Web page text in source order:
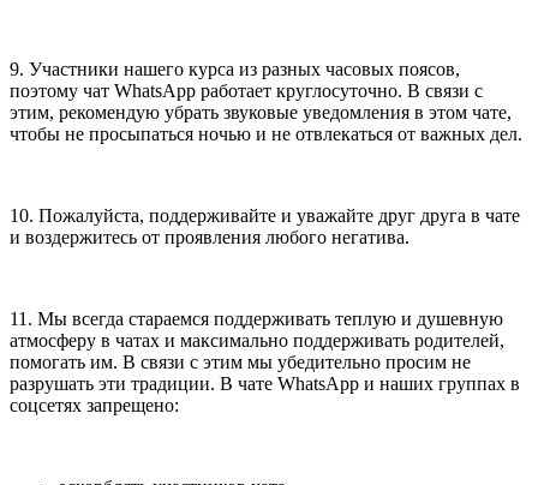
9. Участники нашего курса из разных часовых поясов,
поэтому чат WhatsApp работает круглосуточно. В связи с
этим, рекомендую убрать звуковые уведомления в этом чате,
чтобы не просыпаться ночью и не отвлекаться от важных дел.
10. Пожалуйста, поддерживайте и уважайте друг друга в чате
и воздержитесь от проявления любого негатива.
11. Мы всегда стараемся поддерживать теплую и душевную
атмосферу в чатах и максимально поддерживать родителей,
помогать им. В связи с этим мы убедительно просим не
разрушать эти традиции. В чате WhatsApp и наших группах в
соцсетях запрещено: